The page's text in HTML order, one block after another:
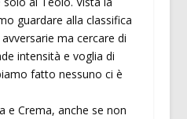
guardare alla classifica
ma cercare di
intensità e voglia di
fatto nessuno ci è
e Crema, anche se non